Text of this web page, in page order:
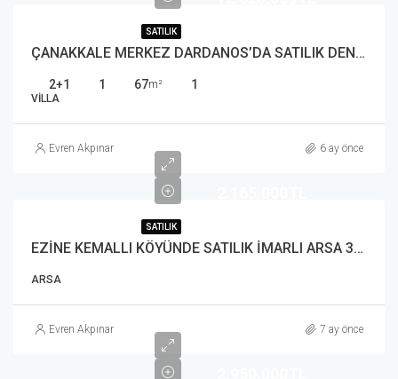
SATILIK
ÇANAKKALE MERKEZ DARDANOS’DA SATILIK DENİZ MANZARALI 3+1 VİLLA
2+1 1 67m² 1
VILLA
Evren Akpınar 6 ay önce
SATILIK
EZİNE KEMALLI KÖYÜNDE SATILIK İMARLI ARSA 382 m²
ARSA
Evren Akpınar 7 ay önce